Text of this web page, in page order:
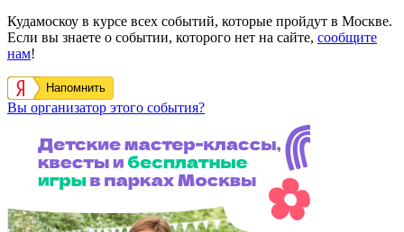
Кудамоскоу в курсе всех событий, которые пройдут в Москве.
Если вы знаете о событии, которого нет на сайте, сообщите
нам!
Напомнить
Вы организатор этого события?